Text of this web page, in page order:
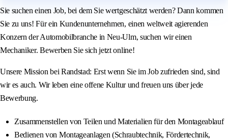
Sie suchen einen Job, bei dem Sie wertgeschätzt werden? Dann kommen
Sie zu uns! Für ein Kundenunternehmen, einen weltweit agierenden
Konzern der Automobilbranche in Neu-Ulm, suchen wir einen
Mechaniker. Bewerben Sie sich jetzt online!
Unsere Mission bei Randstad: Erst wenn Sie im Job zufrieden sind, sind
wir es auch. Wir leben eine offene Kultur und freuen uns über jede
Bewerbung.
Zusammenstellen von Teilen und Materialien für den Montageablauf
Bedienen von Montageanlagen (Schraubtechnik, Fördertechnik,